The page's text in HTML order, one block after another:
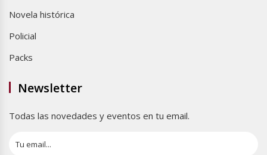
Novela histórica
Policial
Packs
Newsletter
Todas las novedades y eventos en tu email.